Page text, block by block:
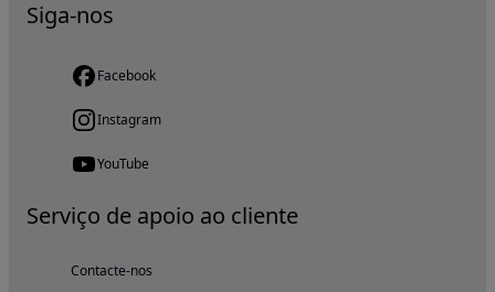
Siga-nos
Facebook
Instagram
YouTube
Serviço de apoio ao cliente
Contacte-nos